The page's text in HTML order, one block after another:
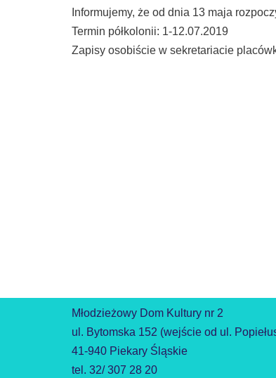
Informujemy, że od dnia 13 maja
Termin półkolonii: 1-12.07.2019
Zapisy osobiście w sekretariacie
Młodzieżowy Dom Kultury nr 2
ul. Bytomska 152 (wejście od ul.
41-940 Piekary Śląskie
tel. 32/ 307 28 20